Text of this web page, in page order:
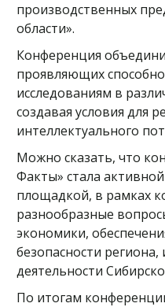
производственных
области».
Конференция
проявляющих
исследованиям в
создавая условия для
интеллектуального
Можно сказать, что
Факты» стала
площадкой, в рамках
разнообразные
экономики,
безопасности
деятельности
По итогам